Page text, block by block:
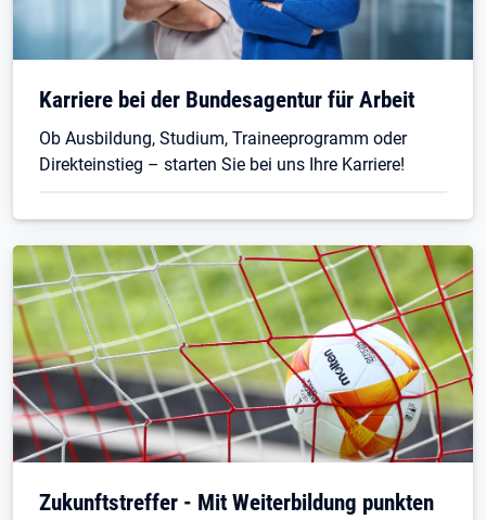
Karriere bei der Bundesagentur für Arbeit
Ob Ausbildung, Studium, Traineeprogramm oder
Direkteinstieg – starten Sie bei uns Ihre Karriere!
Zukunftstreffer - Mit Weiterbildung punkten